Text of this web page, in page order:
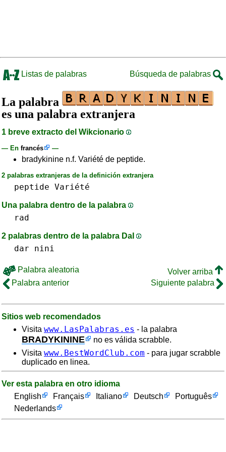
Listas de palabras Búsqueda de palabras
La palabra
es una palabra extranjera
1 breve extracto del Wikcionario
— En francés —
bradykinine n.f. Variété de peptide.
2 palabras extranjeras de la definición extranjera
peptide Variété
Una palabra dentro de la palabra
rad
2 palabras dentro de la palabra DaI
dar nini
Palabra aleatoria
Volver arriba
Palabra anterior
Siguiente palabra
Sitios web recomendados
Visita www.LasPalabras.es - la palabra
BRADYKININE
no es válida scrabble.
Visita www.BestWordClub.com - para jugar scrabble
duplicado en linea.
Ver esta palabra en otro idioma
English
Français Italiano Deutsch
Português
Nederlands